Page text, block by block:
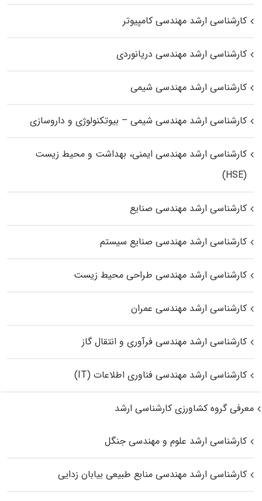
کارشناسی ارشد مهندسی کامپیوتر
کارشناسی ارشد مهندسی دریانوردی
کارشناسی ارشد مهندسی شیمی
کارشناسی ارشد مهندسی شیمی – بیوتکنولوژی و داروسازی
کارشناسی ارشد مهندسی ایمنی، بهداشت و محیط زیست
(HSE)
کارشناسی ارشد مهندسی صنایع
کارشناسی ارشد مهندسی صنایع سیستم
کارشناسی ارشد مهندسی طراحی محیط زیست
کارشناسی ارشد مهندسی عمران
کارشناسی ارشد مهندسی فرآوری و انتقال گاز
کارشناسی ارشد مهندسی فناوری اطلاعات (IT)
معرفی گروه کشاورزی کارشناسی ارشد
کارشناسی ارشد علوم و مهندسی جنگل
کارشناسی ارشد مهندسی منابع طبیعی بیابان زدایی